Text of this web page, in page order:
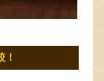
！